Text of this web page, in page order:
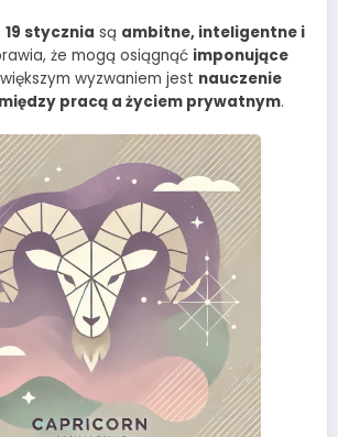
19 stycznia są ambitne, inteligentne i
że mogą osiągnąć imponujące
wyzwaniem jest nauczenie
pracą a życiem prywatnym.